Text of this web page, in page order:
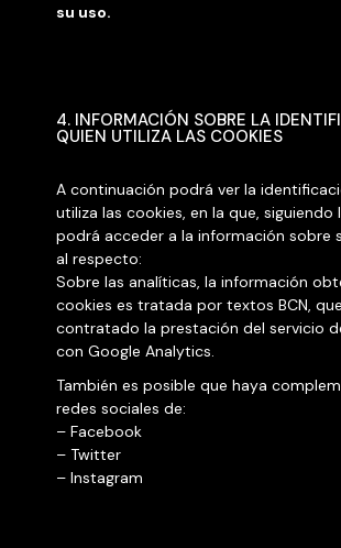
su uso.
4. INFORMACIÓN SOBRE LA
QUIEN UTILIZA LAS COOKIES
A continuación podrá ver la
utiliza las cookies, en la que, siguiendo
podrá acceder a la información sobre
al respecto:
Sobre las analíticas, la información
cookies es tratada por textos BCN,
contratado la prestación del servicio
con Google Analytics.
También es posible que haya
redes sociales de:
– Facebook
– Twitter
– Instagram